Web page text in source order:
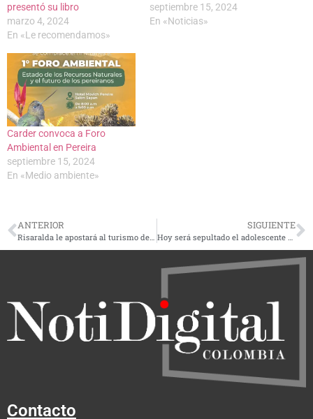
presentó su libro
marzo 4, 2024
En «Le recomendamos»
septiembre 15, 2024
En «Noticias»
Carder convoca a Foro
Ambiental en Pereira
septiembre 15, 2024
En «Medio ambiente»
ANTERIOR
Risaralda le apostará al turismo de naturaleza en Vitrina Turística de Anato en 2024
SIGUIENTE
Hoy será sepultado el adolescente asesinado por su compañero de clase en colegio de Pereira
Contacto